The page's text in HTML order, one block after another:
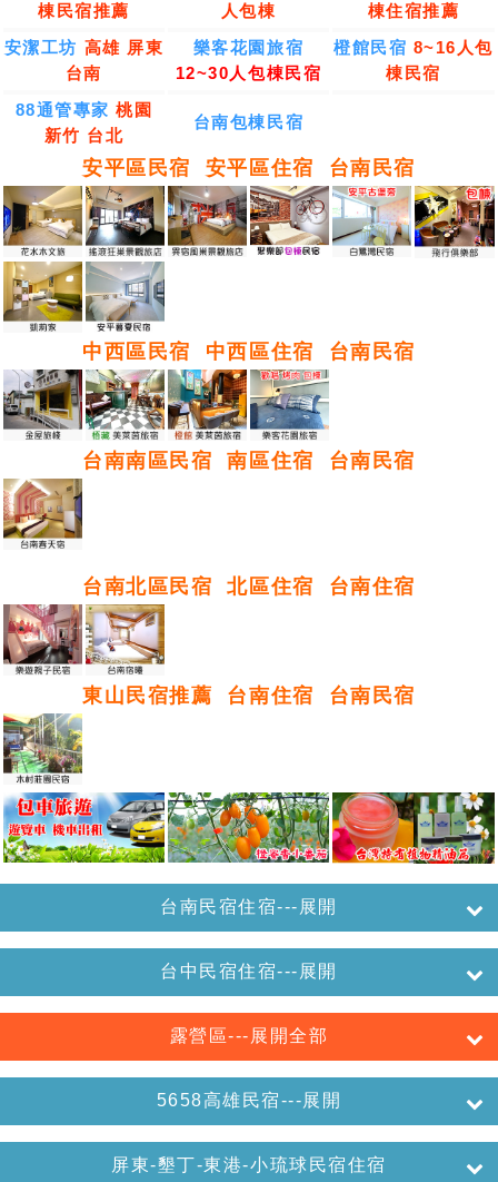
棟民宿推薦 人包棟 棟住宿推薦
安潔工坊 高雄 屏東
台南
樂客花園旅宿
12~30人包棟民宿
橙館民宿 8~16人包
棟民宿
88通管專家 桃園
新竹 台北
台南包棟民宿
安平區民宿 安平區住宿 台南民宿
中西區民宿 中西區住宿 台南民宿
台南南區民宿 南區住宿 台南民宿
台南北區民宿 北區住宿 台南住宿
東山民宿推薦 台南住宿 台南民宿
台南民宿住宿---展開
台中民宿住宿---展開
露營區---展開全部
5658高雄民宿---展開
屏東-墾丁-東港-小琉球民宿住宿